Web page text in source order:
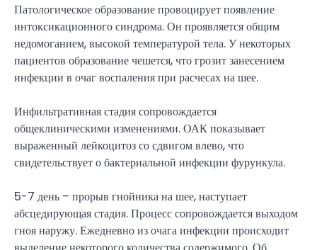
Патологическое образование провоцирует появление
интоксикационного синдрома. Он проявляется общим
недомоганием, высокой температурой тела. У некоторых
пациентов образование чешется, что грозит занесением
инфекции в очаг воспаления при расчесах на шее.
Инфильтративная стадия сопровождается
общеклиническими изменениями. ОАК показывает
выраженный лейкоцитоз со сдвигом влево, что
свидетельствует о бактериальной инфекции фурункула.
5-7 день – прорыв гнойника на шее, наступает
абсцедирующая стадия. Процесс сопровождается выходом
гноя наружу. Ежедневно из очага инфекции происходит